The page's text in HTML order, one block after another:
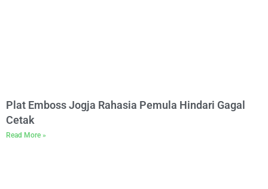
Plat Emboss Jogja Rahasia Pemula Hindari Gagal
Cetak
Read More »